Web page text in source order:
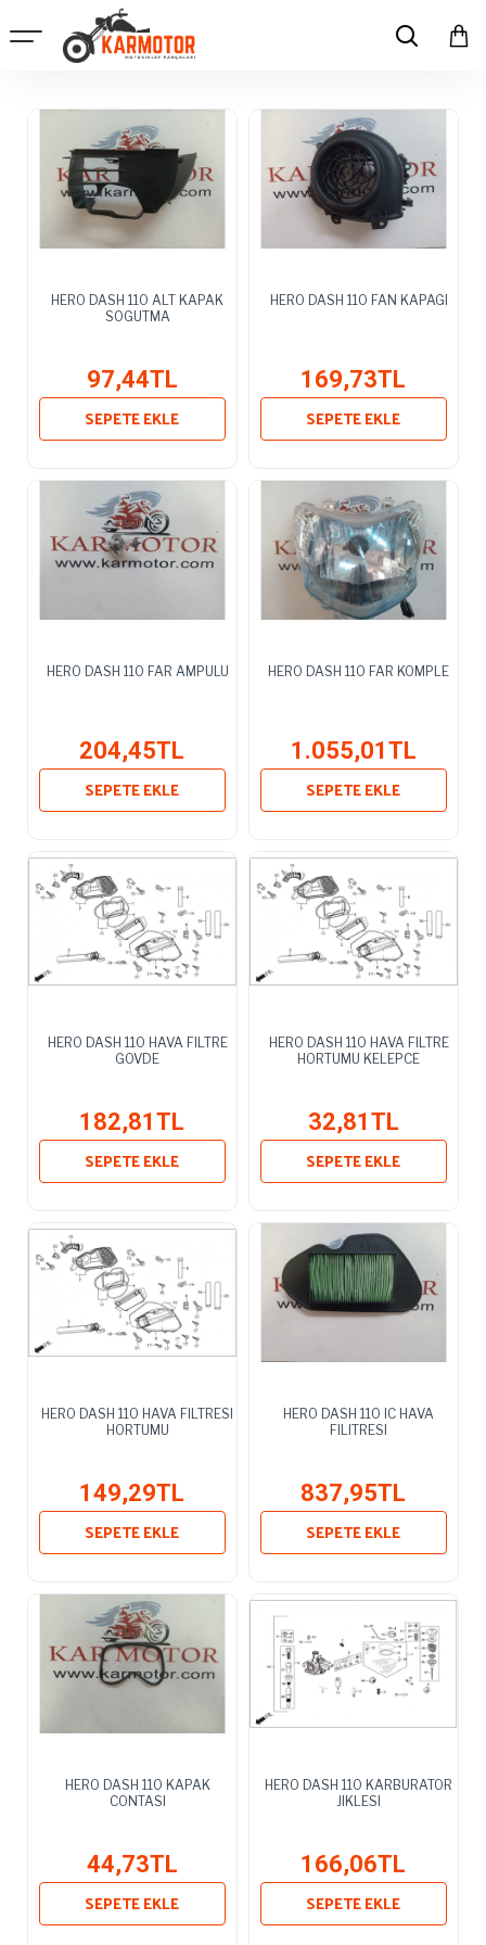
HERO DASH 110 ALT KAPAK
SOGUTMA
97,44TL
SEPETE EKLE
HERO DASH 110 FAN KAPAGI
169,73TL
SEPETE EKLE
HERO DASH 110 FAR AMPULU
204,45TL
SEPETE EKLE
HERO DASH 110 FAR KOMPLE
1.055,01TL
SEPETE EKLE
HERO DASH 110 HAVA FILTRE
GOVDE
182,81TL
SEPETE EKLE
HERO DASH 110 HAVA FILTRE
HORTUMU KELEPCE
32,81TL
SEPETE EKLE
HERO DASH 110 HAVA FILTRESI
HORTUMU
149,29TL
SEPETE EKLE
HERO DASH 110 IC HAVA
FILITRESI
837,95TL
SEPETE EKLE
HERO DASH 110 KAPAK
CONTASI
44,73TL
SEPETE EKLE
HERO DASH 110 KARBURATOR
JIKLESI
166,06TL
SEPETE EKLE